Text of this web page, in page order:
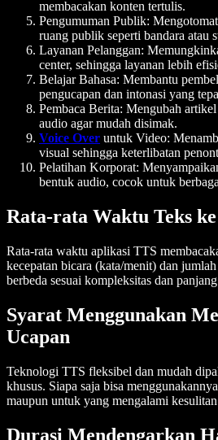
membacakan konten tertulis.
Pengumuman Publik:
ruang publik seperti bandara atau
Layanan Pelanggan:
center, sehingga layanan lebih
Belajar Bahasa: Membantu
pengucapan dan intonasi yang
Pembaca Berita: Mengubah
audio agar mudah disimak.
Voice Over untuk Video:
visual sehingga keterlibatan
Pelatihan Korporat:
bentuk audio, cocok untuk
Rata-rata Waktu Teks
Rata-rata waktu aplikasi TTS
kecepatan bicara (kata/menit) dan
berbeda sesuai kompleksitas dan
Syarat Menggunakan
Ucapan
Teknologi TTS fleksibel dan mudah
khusus. Siapa saja bisa
maupun untuk yang mengalami
Durasi Mendengarkan